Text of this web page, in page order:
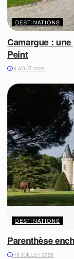
DESTINATIONS
Camargue :
Peint
4 AOÛT 2026
DESTINATIONS
Parenthèse
10 JUILLET 2026